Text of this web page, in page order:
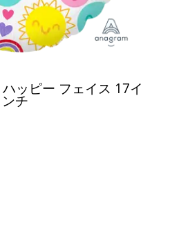
ッピー フェイス 17イ
ンチ